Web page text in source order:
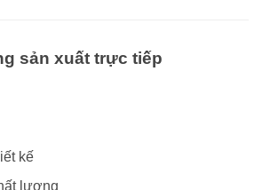
sản xuất trực tiếp
kế
lượng